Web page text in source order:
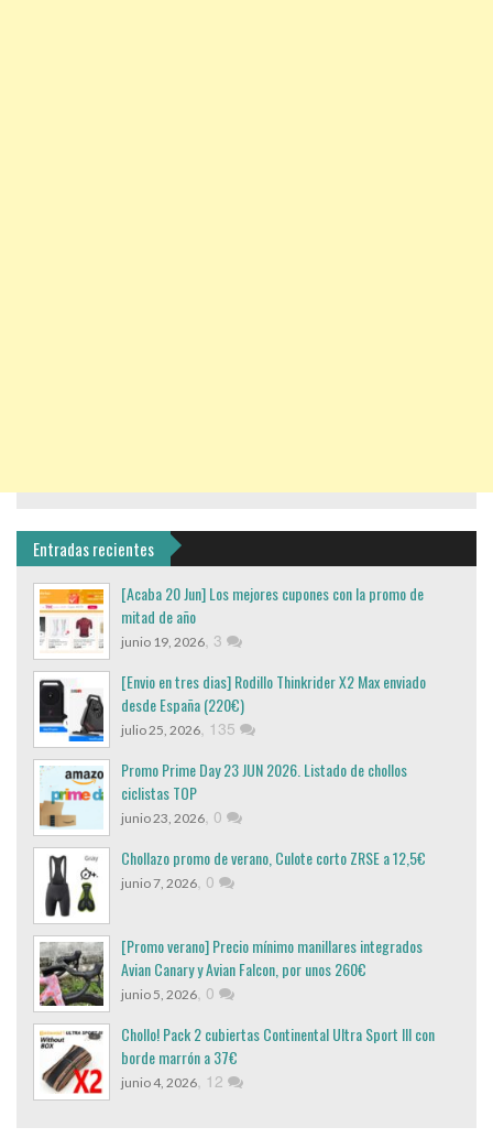
Entradas recientes
[Acaba 20 Jun] Los mejores cupones con la promo de
mitad de año
junio 19, 2026 3
[Envio en tres dias] Rodillo Thinkrider X2 Max enviado
desde España (220€)
julio 25, 2026 135
Promo Prime Day 23 JUN 2026. Listado de chollos
ciclistas TOP
junio 23, 2026 0
Chollazo promo de verano, Culote corto ZRSE a 12,5€
junio 7, 2026 0
[Promo verano] Precio mínimo manillares integrados
Avian Canary y Avian Falcon, por unos 260€
junio 5, 2026 0
Chollo! Pack 2 cubiertas Continental Ultra Sport III con
borde marrón a 37€
junio 4, 2026 12